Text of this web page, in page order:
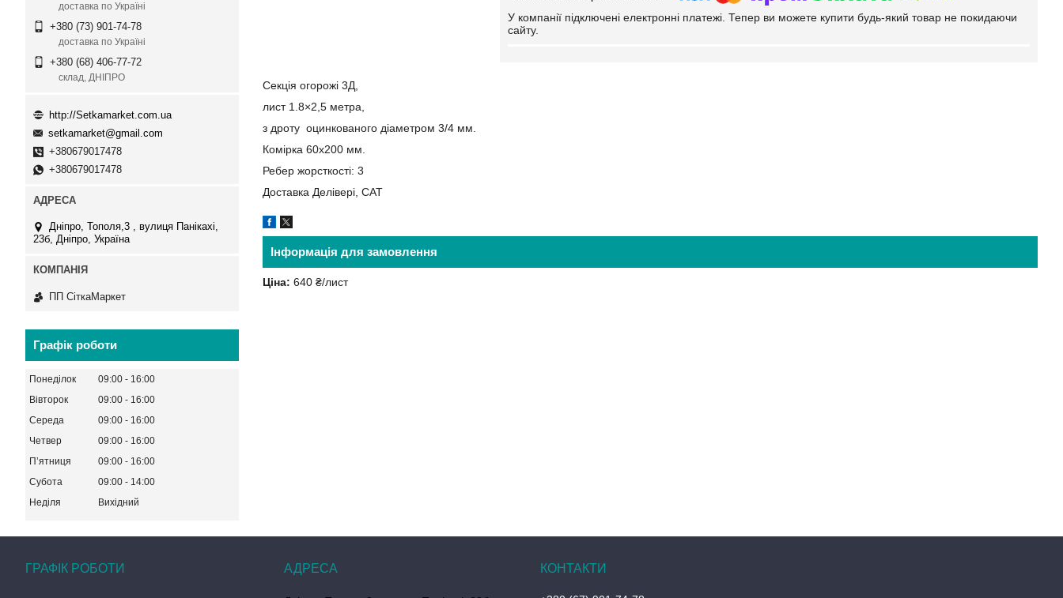
У компанії підключені електронні платежі. Тепер ви можете купити будь-який товар не покидаючи
сайту.
Секція огорожі 3Д,
лист 1.8×2,5 метра,
з дроту оцинкованого діаметром 3/4 мм.
Комірка 60х200 мм.
Ребер жорсткості: 3
Доставка Делівері, САТ
Інформація для замовлення
Ціна: 640 ₴/лист
доставка по Україні
+380 (73) 901-74-78
доставка по Україні
+380 (68) 406-77-72
склад, ДНІПРО
http://Setkamarket.com.ua
setkamarket@gmail.com
+380679017478
+380679017478
Дніпро, Тополя,3 , вулиця Панікахі,
23б, Дніпро, Україна
ПП СіткаМаркет
Графік роботи
Понеділок 09:00
16:00
Вівторок
09:00
16:00
Середа
09:00
16:00
Четвер
09:00
16:00
Пʼятниця
09:00
16:00
Субота
09:00
14:00
Неділя
Вихідний
ГРАФІК РОБОТИ